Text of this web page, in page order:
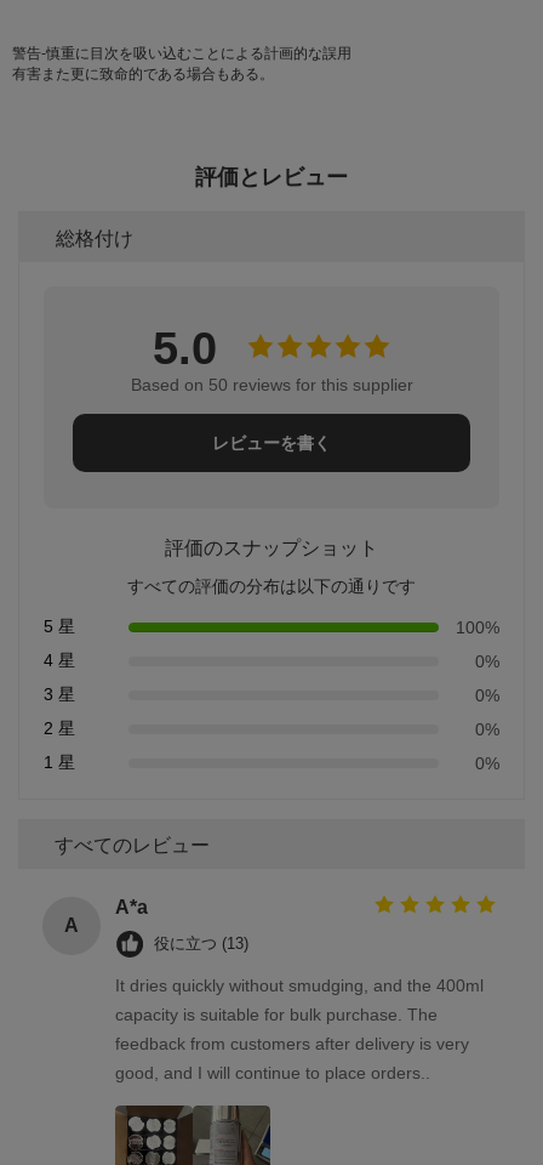
警告-慎重に目次を吸い込むことによる計画的な誤用
有害また更に致命的である場合もある。
評価とレビュー
総格付け
5.0
Based on 50 reviews for this supplier
レビューを書く
評価のスナップショット
すべての評価の分布は以下の通りです
5 星
100%
4 星
0%
3 星
0%
2 星
0%
1 星
0%
すべてのレビュー
A
A*a
役に立つ (13)
It dries quickly without smudging, and the 400ml
capacity is suitable for bulk purchase. The
feedback from customers after delivery is very
good, and I will continue to place orders..